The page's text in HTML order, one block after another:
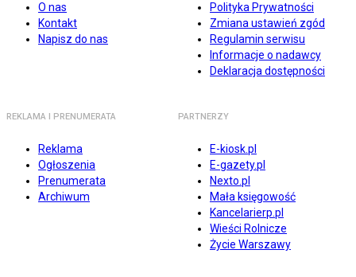
O nas
Kontakt
Napisz do nas
Polityka Prywatności
Zmiana ustawień zgód
Regulamin serwisu
Informacje o nadawcy
Deklaracja dostępności
REKLAMA I PRENUMERATA
Reklama
Ogłoszenia
Prenumerata
Archiwum
PARTNERZY
E-kiosk.pl
E-gazety.pl
Nexto.pl
Mała księgowość
Kancelarierp.pl
Wieści Rolnicze
Życie Warszawy